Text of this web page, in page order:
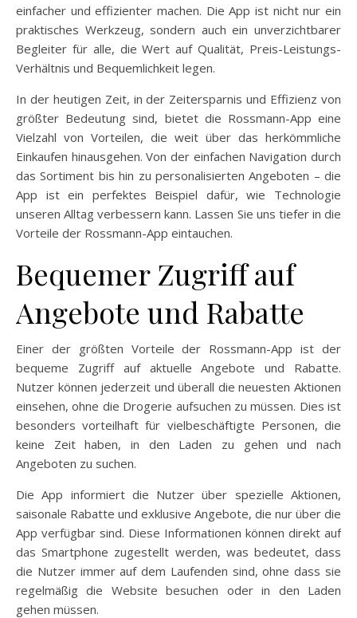
einfacher und effizienter machen. Die App ist nicht nur ein
praktisches Werkzeug, sondern auch ein unverzichtbarer
Begleiter für alle, die Wert auf Qualität, Preis-Leistungs-
Verhältnis und Bequemlichkeit legen.
In der heutigen Zeit, in der Zeitersparnis und Effizienz von
größter Bedeutung sind, bietet die Rossmann-App eine
Vielzahl von Vorteilen, die weit über das herkömmliche
Einkaufen hinausgehen. Von der einfachen Navigation durch
das Sortiment bis hin zu personalisierten Angeboten – die
App ist ein perfektes Beispiel dafür, wie Technologie
unseren Alltag verbessern kann. Lassen Sie uns tiefer in die
Vorteile der Rossmann-App eintauchen.
Bequemer Zugriff auf
Angebote und Rabatte
Einer der größten Vorteile der Rossmann-App ist der
bequeme Zugriff auf aktuelle Angebote und Rabatte.
Nutzer können jederzeit und überall die neuesten Aktionen
einsehen, ohne die Drogerie aufsuchen zu müssen. Dies ist
besonders vorteilhaft für vielbeschäftigte Personen, die
keine Zeit haben, in den Laden zu gehen und nach
Angeboten zu suchen.
Die App informiert die Nutzer über spezielle Aktionen,
saisonale Rabatte und exklusive Angebote, die nur über die
App verfügbar sind. Diese Informationen können direkt auf
das Smartphone zugestellt werden, was bedeutet, dass
die Nutzer immer auf dem Laufenden sind, ohne dass sie
regelmäßig die Website besuchen oder in den Laden
gehen müssen.